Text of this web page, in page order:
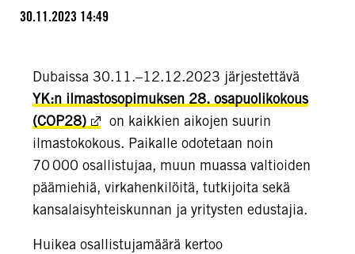
30.11.2023 14:49
Dubaissa 30.11.–12.12.2023 järjestettävä
YK:n ilmastosopimuksen 28. osapuolikokous
(COP28)
on kaikkien aikojen suurin
ilmastokokous. Paikalle odotetaan noin
70 000 osallistujaa, muun muassa valtioiden
päämiehiä, virkahenkilöitä, tutkijoita sekä
kansalaisyhteiskunnan ja yritysten edustajia.
Huikea osallistujamäärä kertoo